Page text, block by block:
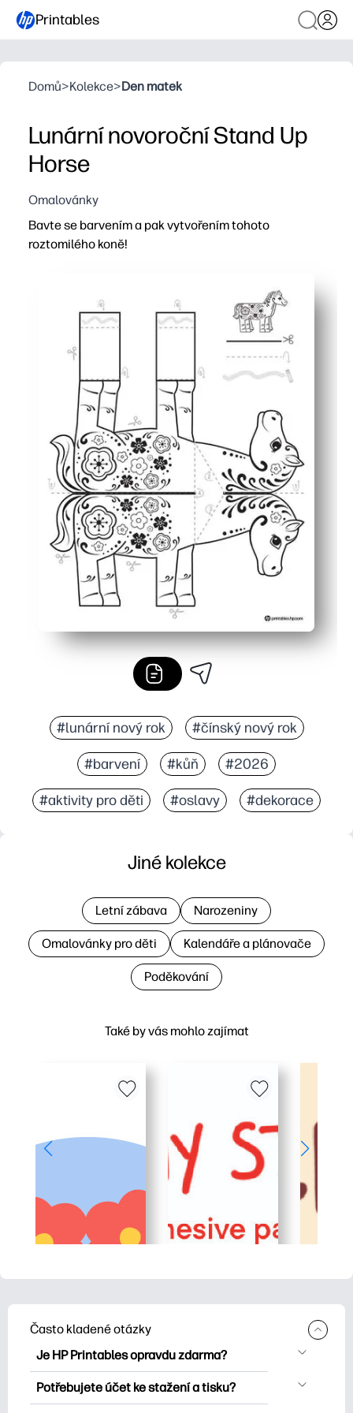
Printables
Domů>Kolekce>Den matek
Lunární novoroční Stand Up
Horse
Omalovánky
Bavte se barvením a pak vytvořením tohoto
roztomilého koně!
Vaše děti procvičují jemnou motoriku a soustředí se,
Dostanete robustní 3D stojací kůň k vystavení -
Funguje pro domácnosti, centra nebo večírky - rychlé,
#lunární nový rok #čínský nový rok
#barvení #kůň #2026
#aktivity pro děti #oslavy #dekorace
Také by vás mohlo zajímat
Jiné kolekce
Letní zábava Narozeniny
Omalovánky pro děti Kalendáře a plánovače
Poděkování
Často kladené otázky
Je HP Printables opravdu zdarma?
HP Printables nabízí více než 2500
bezplatných tisknutelných položek ke
Potřebujete účet ke stažení a tisku?